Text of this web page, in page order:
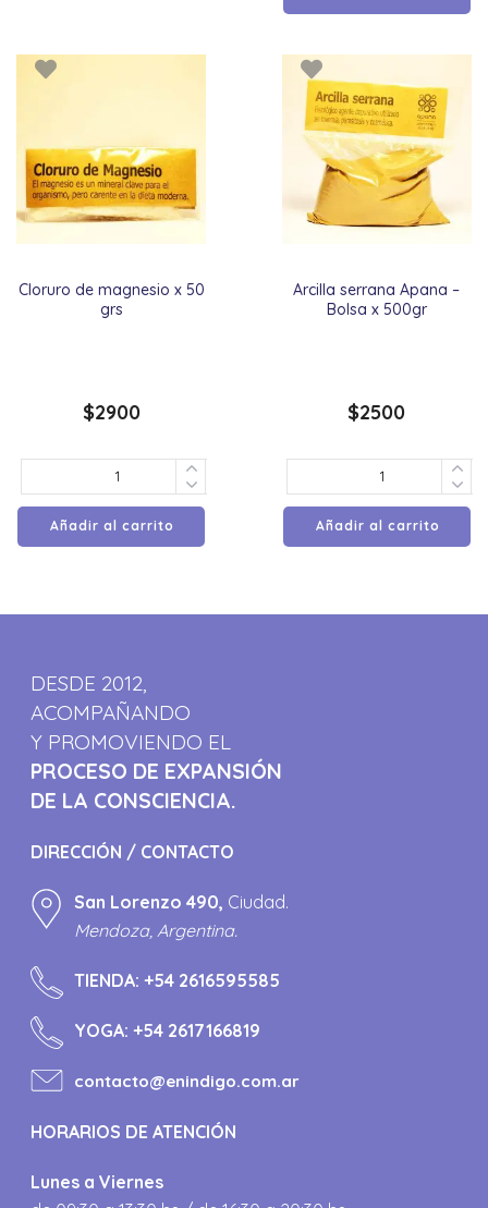
Cloruro de magnesio x 50
grs
$2900
Añadir al carrito
Arcilla serrana Apana –
Bolsa x 500gr
$2500
Añadir al carrito
DESDE 2012,
ACOMPAÑANDO
Y PROMOVIENDO EL
PROCESO DE EXPANSIÓN
DE LA CONSCIENCIA.
DIRECCIÓN / CONTACTO
San Lorenzo 490, Ciudad.
Mendoza, Argentina.
TIENDA:+54 2616595585
YOGA:+54 2617166819
contacto@enindigo.com.ar
HORARIOS DE ATENCIÓN
Lunes a Viernes